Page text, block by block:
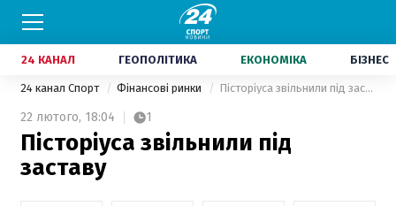
24 КАНАЛ ГЕОПОЛІТИКА ЕКОНОМІКА БІЗНЕС
24 канал Спорт Фінансові ринки Пісторіуса звільнили під заставу
22 лютого, 18:04 1
Пісторіуса звільнили під
заставу